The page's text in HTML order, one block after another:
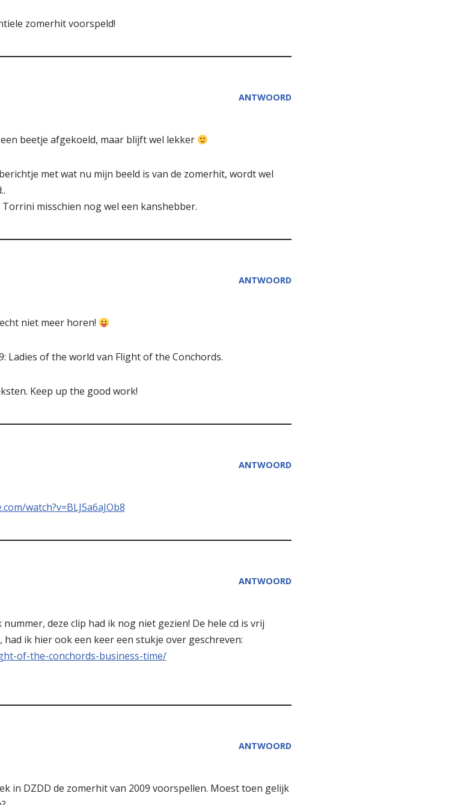
zomerhit voorspeld!
ANTWOORD
beetje afgekoeld, maar blijft wel lekker
met wat nu mijn beeld is van de zomerhit, wordt wel
misschien nog wel een kanshebber.
ANTWOORD
niet meer horen!
Ladies of the world van Flight of the Conchords.
Keep up the good work!
ANTWOORD
watch?v=BLJ5a6aJOb8
ANTWOORD
deze clip had ik nog niet gezien! De hele cd is vrij
ik hier ook een keer een stukje over geschreven:
of-the-conchords-business-time/
ANTWOORD
in DZDD de zomerhit van 2009 voorspellen. Moest toen gelijk